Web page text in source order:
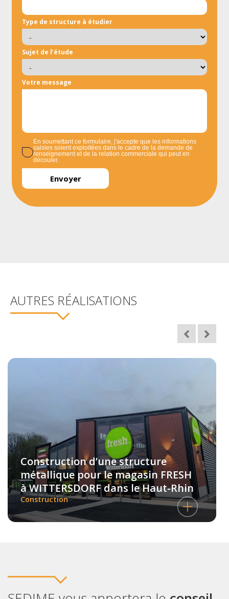
Type de structure à étudier
Sujet de l’étude
Votre message
En soumettant ce formulaire, j'accepte que les informations
saisies soient exploitées dans le cadre de la demande de
renseignement et de la relation commerciale qui peut en
découler.
AUTRES RÉALISATIONS
Construction d’une structure
métallique pour le magasin FRESH
à WITTERSDORF dans le Haut-Rhin
Construction